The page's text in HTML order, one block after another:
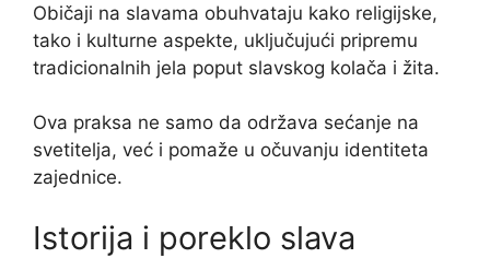
Običaji na slavama obuhvataju kako religijske,
tako i kulturne aspekte, uključujući pripremu
tradicionalnih jela poput slavskog kolača i žita.
Ova praksa ne samo da održava sećanje na
svetitelja, već i pomaže u očuvanju identiteta
zajednice.
Istorija i poreklo slava